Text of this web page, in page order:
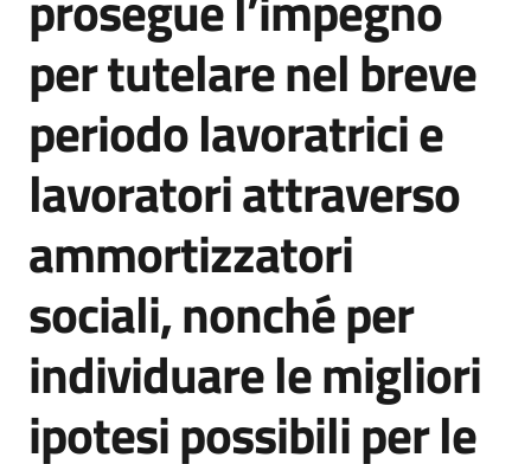
Seguici
su
per tutelare nel breve
periodo lavoratrici e
lavoratori attraverso
ammortizzatori
sociali, nonché per
individuare le migliori
ipotesi possibili per le